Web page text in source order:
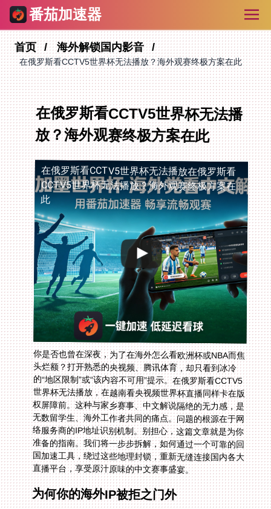
番茄加速器
首页 海外解锁国内影音
在俄罗斯看CCTV5世界杯无法播放？海外观赛终极方案在此
在俄罗斯看CCTV5世界杯无法播
放？海外观赛终极方案在此
在俄罗斯看CCTV5世界杯无法播放在俄罗斯看
CCTV5世界杯无法播放？海外观赛终极方案在
此
你是否也曾在深夜，为了在海外怎么看欧洲杯或NBA而焦
头烂额？打开熟悉的央视频、腾讯体育，却只看到冰冷
的“地区限制”或“该内容不可用”提示。在俄罗斯看CCTV5
世界杯无法播放，在越南看央视频世界杯直播同样卡在版
权屏障前。这种与家乡赛事、中文解说隔绝的无力感，是
无数留学生、海外工作者共同的痛点。问题的根源在于网
络服务商的IP地址识别机制。别担心，这篇文章就是为你
准备的指南。我们将一步步拆解，如何通过一个可靠的回
国加速工具，绕过这些地理封锁，重新无缝连接国内各大
直播平台，享受原汁原味的中文赛事盛宴。
为何你的海外IP被拒之门外